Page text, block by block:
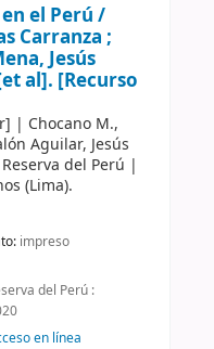
el Perú /
Carranza ;
Jesús
al]. [Recurso
| Chocano M.,
Aguilar, Jesús
del Perú |
(Lima).
impreso
del Perú :
en línea